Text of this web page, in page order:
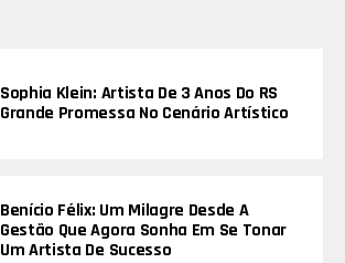
Sophia Klein: Artista De 3 Anos Do RS
Grande Promessa No Cenário Artístico
Benício Félix: Um Milagre Desde A
Gestão Que Agora Sonha Em Se Tonar
Um Artista De Sucesso